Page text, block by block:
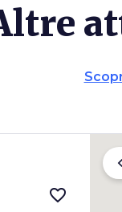
favorite_border
chevron_left